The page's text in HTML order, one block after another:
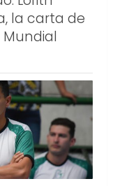
la carta de